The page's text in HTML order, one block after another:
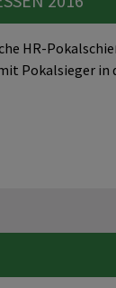
HR-
Pokalsieger in